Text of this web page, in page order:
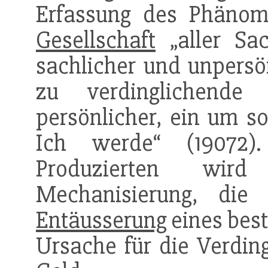
Erfassung des
Gesellschaft „aller
sachlicher und
zu
persönlicher, ein um
Ich werde“
Produzierten
Mechanisierung,
Entäusserungeines
Ursache für die